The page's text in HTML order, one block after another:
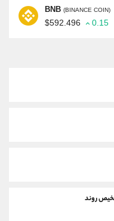
BNB (BINANCE COIN)
$592.496 0.15